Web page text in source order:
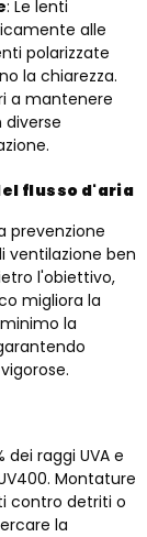
: Le lenti
alle
polarizzate
la chiarezza.
a mantenere
diverse
flusso d'aria
prevenzione
ventilazione ben
l'obiettivo,
migliora la
la
dei raggi UVA e
Montature
contro detriti o
la